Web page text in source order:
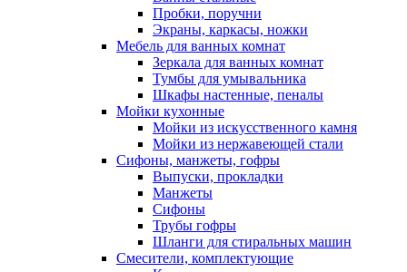
Пробки, поручни
Экраны, каркасы, ножки
Мебель для ванных комнат
Зеркала для ванных комнат
Тумбы для умывальника
Шкафы настенные, пеналы
Мойки кухонные
Мойки из искусственного камня
Мойки из нержавеющей стали
Сифоны, манжеты, гофры
Выпуски, прокладки
Манжеты
Сифоны
Трубы гофры
Шланги для стиральных машин
Смесители, комплектующие